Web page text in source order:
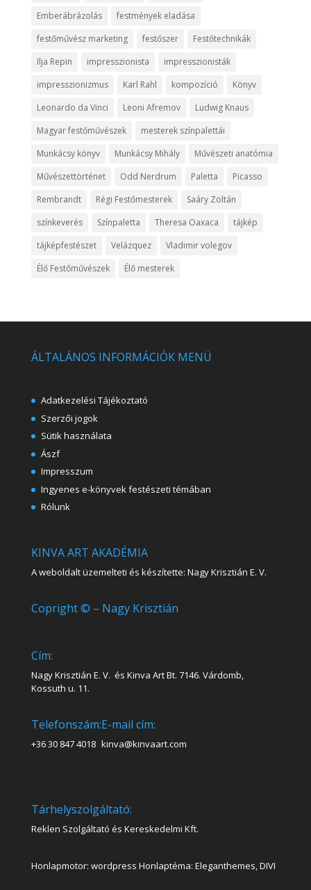
Emberábrázolás
festmények eladása
festőművész marketing
festőszer
Festőtechnikák
Ilja Repin
impresszionista
impresszionisták
impresszionizmus
Karl Rahl kompozíció
Könyv
Leonardo da Vinci
Leoni Afremov
Ludwig Knaus
Magyar festőművészek
mesterek színpalettái
Munkácsy könyv
Munkácsy Mihály
Művészeti anatómia
Művészettörténet
Odd Nerdrum Paletta
Picasso
Rembrandt
Régi Festőmesterek
Saáry Zoltán
színkeverés
Színpaletta Theresa Oaxaca
tájkép
tájképfestészet
Velázquez
Vladimir volegov
Élő Festőművészek
Élő mesterek
ÁLTALÁNOS INFORMÁCIÓK MENÜ
Adatkezelési Tájékoztató
Szerzői jogok
Sütik használata
Ászf
Impresszum
Ingyenes e-könyvek festészeti témában
Rólunk
KINVA ART AKADÉMIA
A weboldalt üzemelteti és készítette: Nagy Krisztián E. V.
Copright © – Nagy Krisztián
Cím:
Nagy Krisztián E. V. és Kinva Art Bt. 7146. Várdomb,
Kossuth u. 11.
Telefonszám:
+36 30 847 4018
E-mail cím:
kinva@kinvaart.com
Tárhelyszolgáltató:
Reklen Szolgáltató és Kereskedelmi Kft.
Honlapmotor: wordpress Honlaptéma: Eleganthemes, DIVI